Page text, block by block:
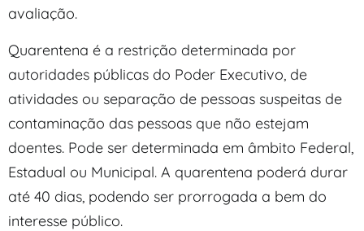
avaliação.
Quarentena é a restrição determinada por
autoridades públicas do Poder Executivo, de
atividades ou separação de pessoas suspeitas de
contaminação das pessoas que não estejam
doentes. Pode ser determinada em âmbito Federal,
Estadual ou Municipal. A quarentena poderá durar
até 40 dias, podendo ser prorrogada a bem do
interesse público.